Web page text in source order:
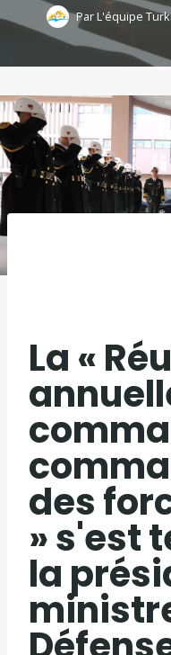
ParL'équipe
La «
des
» s'est
la